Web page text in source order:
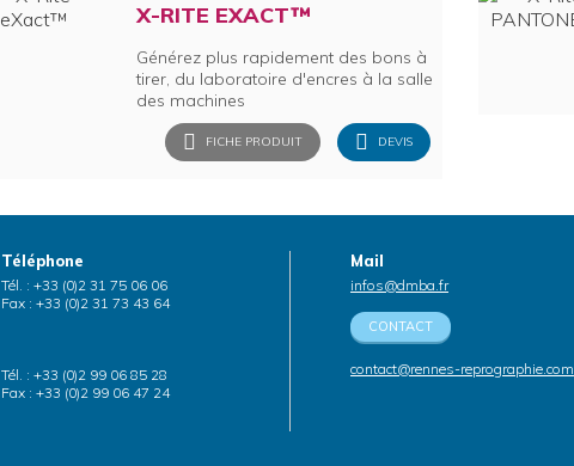
X-RITE EXACT™
Générez plus rapidement des bons à
tirer, du laboratoire d'encres à la salle
des machines
FICHE PRODUIT DEVIS
Téléphone
Tél. : +33 (0)2 31 75 06 06
Fax : +33 (0)2 31 73 43 64
Tél. : +33 (0)2 99 06 85 28
Fax : +33 (0)2 99 06 47 24
Mail
infos@dmba.fr
CONTACT
contact@rennes-reprographie.com